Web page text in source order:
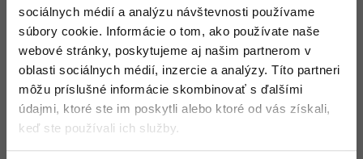
sociálnych médií a analýzu návštevnosti používame
súbory cookie. Informácie o tom, ako používate naše
webové stránky, poskytujeme aj našim partnerom v
oblasti sociálnych médií, inzercie a analýzy. Títo partneri
môžu príslušné informácie skombinovať s ďalšími
údajmi, ktoré ste im poskytli alebo ktoré od vás získali,
keď ste používali ich služby.
7. diel:Jednoduchý redakčný systém v Nette
- Administrácia
ZADARMO Nehodnotené